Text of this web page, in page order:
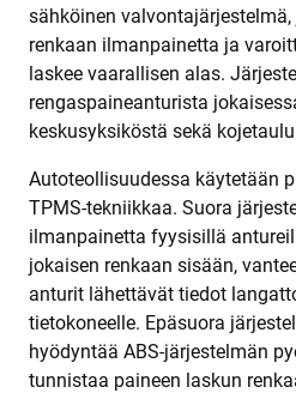
sähköinen
renkaan ilmanpainetta ja
laskee vaarallisen alas.
rengaspaineanturista
keskusyksiköstä sekä
Autoteollisuudessa käytetään
TPMS-tekniikkaa. Suora
ilmanpainetta fyysisillä
jokaisen renkaan sisään,
anturit lähettävät tiedot
tietokoneelle. Epäsuora
hyödyntää ABS-järjestelmän
tunnistaa paineen laskun